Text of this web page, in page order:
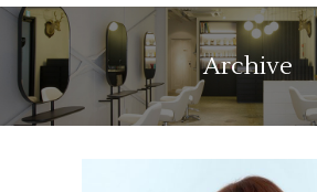
Archive